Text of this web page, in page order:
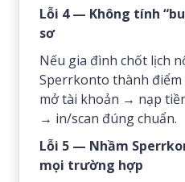
Lỗi 4 — Không tính
sơ
Nếu gia đình chốt lịch
Sperrkonto thành điểm
mở tài khoản → nạp
→ in/scan đúng chuẩn.
Lỗi 5 — Nhầm
mọi trường hợp